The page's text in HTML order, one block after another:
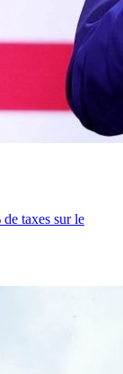
taxes sur le